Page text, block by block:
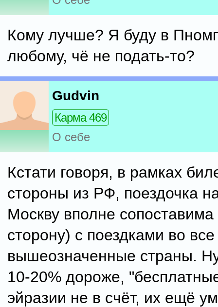
Кому лучше? Я буду в
любому, чё не подать-то?
Gudvin
Карма 469
О себе
Кстати говоря, в рамках
стороны из РФ, поездочка
Москву вполне
сторону) с поездками во все
вышеозначенные страны.
10-20% дороже,
эйразии не в счёт, их ещё